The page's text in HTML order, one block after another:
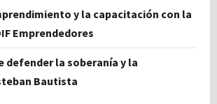
y la capacitación con la
Emprendedores
defender la soberanía y la
Bautista